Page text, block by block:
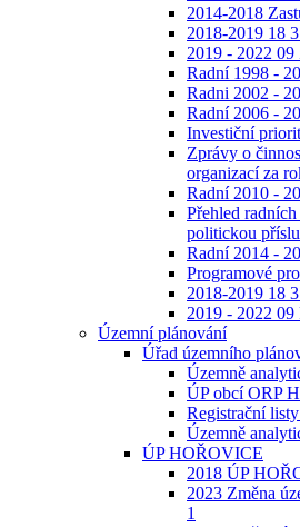
2014-2018
2018-2019 18
2019 - 2022 09
Radní 1998 -
Radni 2002 -
Radní 2006 -
Investiční
Zprávy o
organizací za
Radní 2010 -
Přehled
politickou
Radní 2014 -
Programové
2018-2019 18
2019 - 2022 09
Územní plánování
Úřad územního
Územně
ÚP obcí ORP
Registrační
Územně
ÚP HOŘOVICE
2018 ÚP
2023 Změna
1